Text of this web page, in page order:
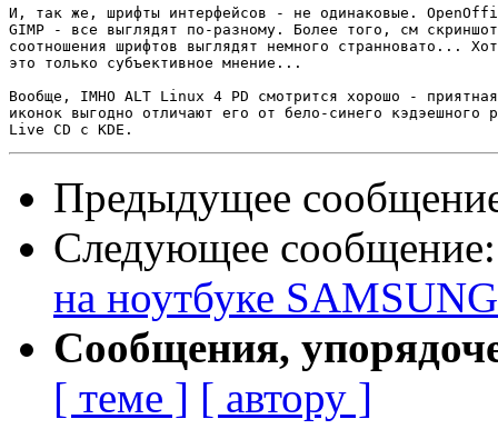
И, так же, шрифты интерфейсов - не одинаковые.
GIMP - все выглядят по-разному. Более того, см
соотношения шрифтов выглядят немного странновато...
это только субъективное мнение...
Вообще, IMHO ALT Linux 4 PD смотрится хорошо -
иконок выгодно отличают его от бело-синего кэдэешного
Предыдущее
Следующее
на ноутбуке
Сообщения,
[ теме ] [ автору ]